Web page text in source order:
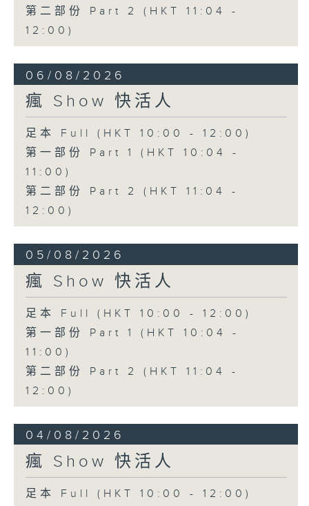
第二部份 Part 2 (HKT 11:04 -
12:00)
06/08/2026
瘋 Show 快活人
足本 Full (HKT 10:00 - 12:00)
第一部份 Part 1 (HKT 10:04 -
11:00)
第二部份 Part 2 (HKT 11:04 -
12:00)
05/08/2026
瘋 Show 快活人
足本 Full (HKT 10:00 - 12:00)
第一部份 Part 1 (HKT 10:04 -
11:00)
第二部份 Part 2 (HKT 11:04 -
12:00)
04/08/2026
瘋 Show 快活人
足本 Full (HKT 10:00 - 12:00)